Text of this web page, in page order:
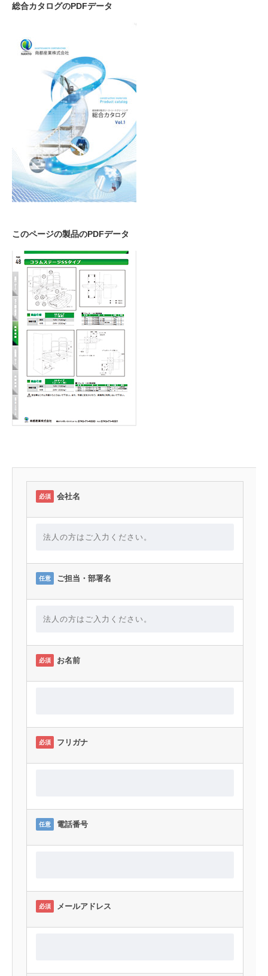
総合カタログのPDFデータ
このページの製品のPDFデータ
必須 会社名
任意 ご担当・部署名
必須 お名前
必須 フリガナ
任意 電話番号
必須 メールアドレス